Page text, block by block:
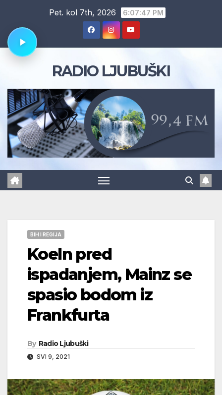
content
Pet. kol 7th, 2026 6:07:48 PM
RADIO LJUBUŠKI
BIH I REGIJA
Koeln pred
ispadanjem, Mainz se
spasio bodom iz
Frankfurta
By Radio Ljubuški
SVI 9, 2021